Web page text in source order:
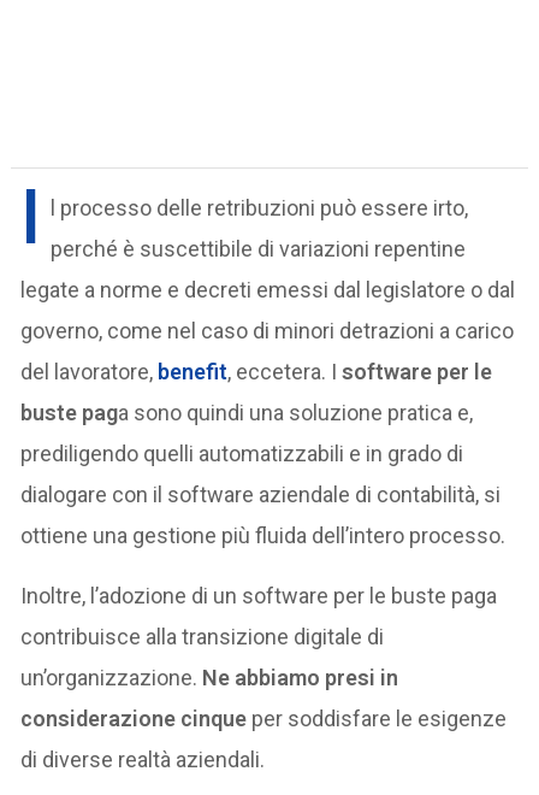
I
l processo delle retribuzioni può essere irto,
perché è suscettibile di variazioni repentine
legate a norme e decreti emessi dal legislatore o dal
governo, come nel caso di minori detrazioni a carico
del lavoratore, benefit, eccetera. Isoftware per le
buste paga sono quindi una soluzione pratica e,
prediligendo quelli automatizzabili e in grado di
dialogare con il software aziendale di contabilità, si
ottiene una gestione più fluida dell’intero processo.
Inoltre, l’adozione di un software per le buste paga
contribuisce alla transizione digitale di
un’organizzazione. Ne abbiamo presi in
considerazione cinque per soddisfare le esigenze
di diverse realtà aziendali.